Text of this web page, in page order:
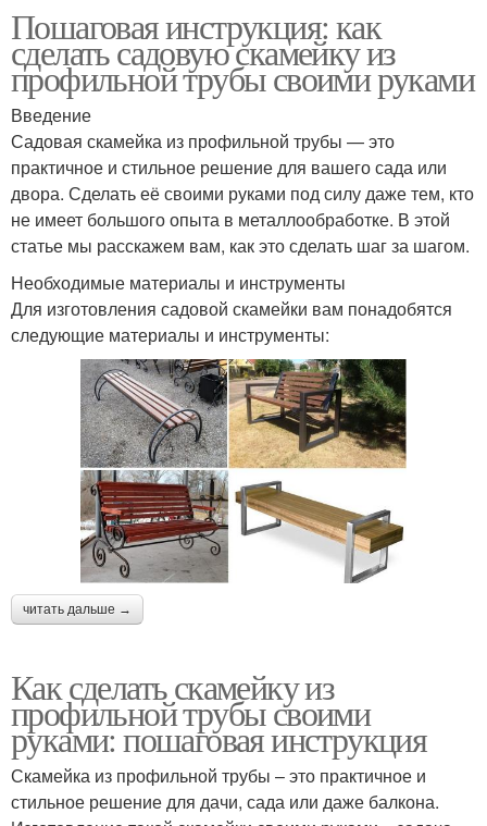
Пошаговая инструкция: как
сделать садовую скамейку из
профильной трубы своими руками
Введение
Садовая скамейка из профильной трубы — это
практичное и стильное решение для вашего сада или
двора. Сделать её своими руками под силу даже тем, кто
не имеет большого опыта в металлообработке. В этой
статье мы расскажем вам, как это сделать шаг за шагом.
Необходимые материалы и инструменты
Для изготовления садовой скамейки вам понадобятся
следующие материалы и инструменты:
читать дальше →
Как сделать скамейку из
профильной трубы своими
руками: пошаговая инструкция
Скамейка из профильной трубы – это практичное и
стильное решение для дачи, сада или даже балкона.